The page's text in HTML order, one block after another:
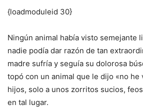
{loadmoduleid 30}
Ningún animal había visto semejante
nadie podía dar razón de tan
madre sufría y seguía su dolorosa
topó con un animal que le dijo «no he
hijos, solo a unos zorritos sucios,
en tal lugar.